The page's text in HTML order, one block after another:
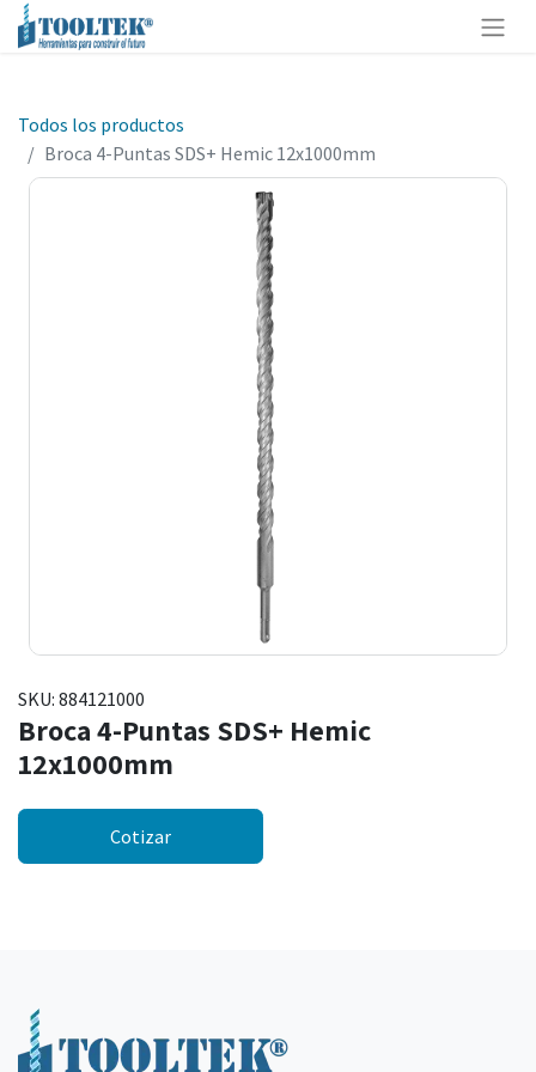
Todos los productos
Broca 4-Puntas SDS+ Hemic 12x1000mm
SKU: 884121000
Broca 4-Puntas SDS+ Hemic
12x1000mm
Cotizar